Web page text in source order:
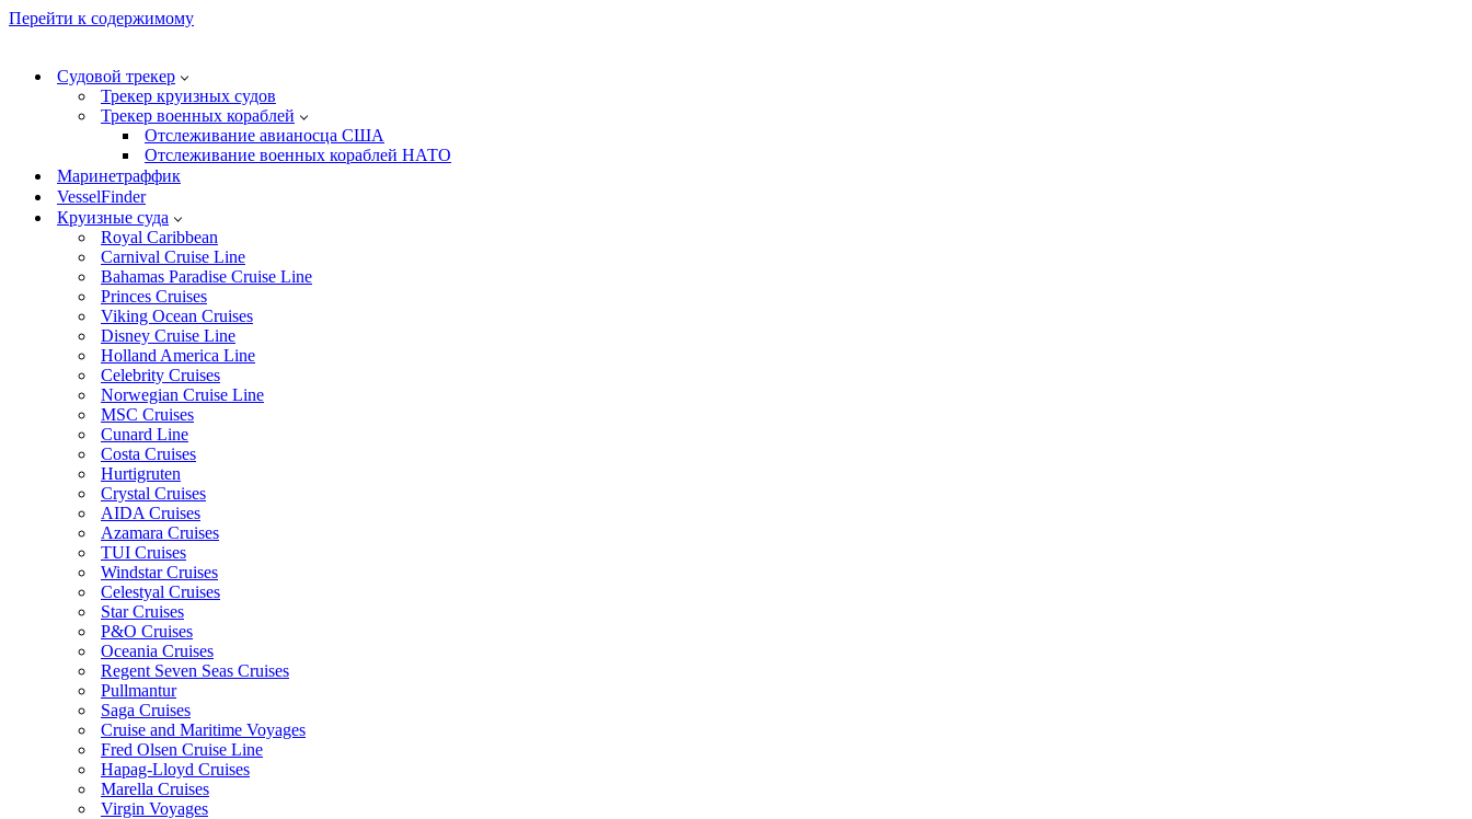
Перейти к содержимому
Судовой трекер
Трекер круизных судов
Трекер военных кораблей
Отслеживание авианосца США
Отслеживание военных кораблей НАТО
Маринетраффик
VesselFinder
Круизные суда
Royal Caribbean
Carnival Cruise Line
Bahamas Paradise Cruise Line
Princes Cruises
Viking Ocean Cruises
Disney Cruise Line
Holland America Line
Celebrity Cruises
Norwegian Cruise Line
MSC Cruises
Cunard Line
Costa Cruises
Hurtigruten
Crystal Cruises
AIDA Cruises
Azamara Cruises
TUI Cruises
Windstar Cruises
Celestyal Cruises
Star Cruises
P&O Cruises
Oceania Cruises
Regent Seven Seas Cruises
Pullmantur
Saga Cruises
Cruise and Maritime Voyages
Fred Olsen Cruise Line
Hapag-Lloyd Cruises
Marella Cruises
Virgin Voyages